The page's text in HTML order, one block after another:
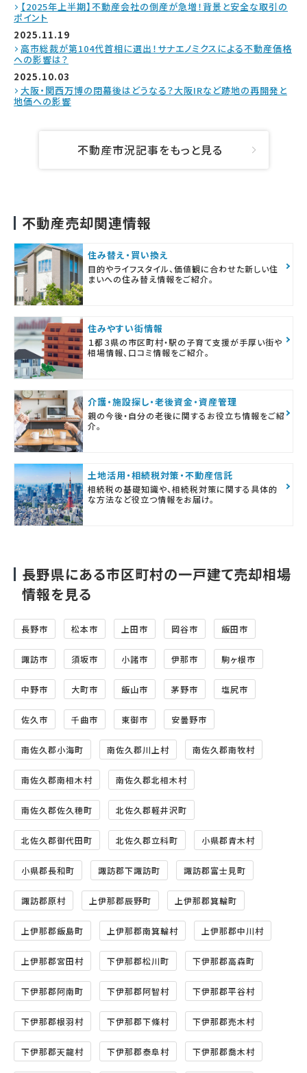
【2025年上半期】不動産会社の倒産が急増！背景と安全な取引の
ポイント
2025.11.19
高市総裁が第104代首相に選出！サナエノミクスによる不動産価格
への影響は？
2025.10.03
大阪・関西万博の閉幕後はどうなる？大阪IRなど跡地の再開発と
地価への影響
不動産市況記事をもっと見る
不動産売却関連情報
住み替え・買い換え
目的やライフスタイル、価値観に合わせた新しい住
まいへの住み替え情報をご紹介。
住みやすい街情報
１都３県の市区町村・駅の子育て支援が手厚い街や
相場情報、口コミ情報をご紹介。
介護・施設探し・老後資金・資産管理
親の今後・自分の老後に関するお役立ち情報をご紹
介。
土地活用・相続税対策・不動産信託
相続税の基礎知識や、相続税対策に関する具体的
な方法など役立つ情報をお届け。
長野県にある市区町村の一戸建て売却相場
情報を見る
長野市 松本市 上田市 岡谷市 飯田市
諏訪市 須坂市 小諸市 伊那市 駒ヶ根市
中野市 大町市 飯山市 茅野市 塩尻市
佐久市 千曲市 東御市 安曇野市
南佐久郡小海町 南佐久郡川上村 南佐久郡南牧村
南佐久郡南相木村 南佐久郡北相木村
南佐久郡佐久穂町 北佐久郡軽井沢町
北佐久郡御代田町 北佐久郡立科町 小県郡青木村
小県郡長和町 諏訪郡下諏訪町 諏訪郡富士見町
諏訪郡原村 上伊那郡辰野町 上伊那郡箕輪町
上伊那郡飯島町 上伊那郡南箕輪村 上伊那郡中川村
上伊那郡宮田村 下伊那郡松川町 下伊那郡高森町
下伊那郡阿南町 下伊那郡阿智村 下伊那郡平谷村
下伊那郡根羽村 下伊那郡下條村 下伊那郡売木村
下伊那郡天龍村 下伊那郡泰阜村 下伊那郡喬木村